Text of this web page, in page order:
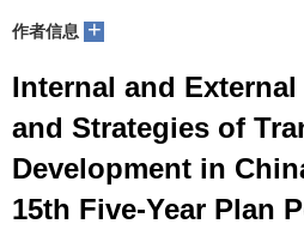
作者信息 +
Internal and
and Strategies of
Development in
15th Five-Year Plan